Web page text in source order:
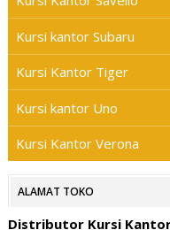
Kursi kantor Subaru
Kursi Kantor Tiger
Kursi kantor Uno
Kursi Kantor Verona
ALAMAT TOKO
Distributor Kursi